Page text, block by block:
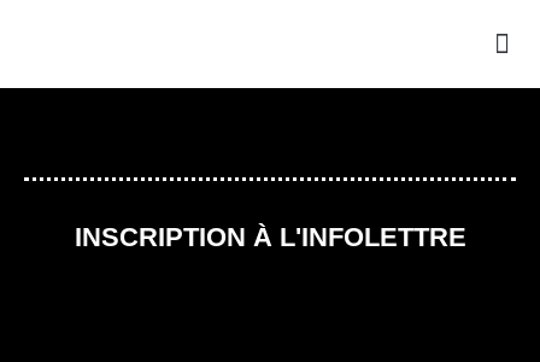
INSCRIPTION À L'INFOLETTRE